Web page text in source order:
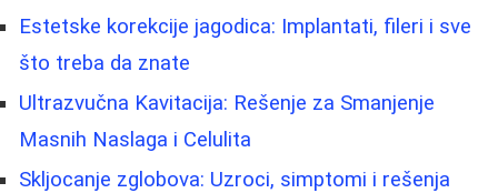
Estetske korekcije jagodica: Implantati, fileri i sve
što treba da znate
Ultrazvučna Kavitacija: Rešenje za Smanjenje
Masnih Naslaga i Celulita
Skljocanje zglobova: Uzroci, simptomi i rešenja